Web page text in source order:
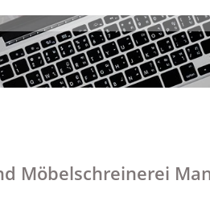
Möbelschreinerei